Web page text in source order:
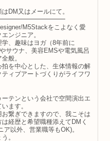
DM又はメールにて。
M5Stackをこよなく愛
ンジニア。
、趣味はヨガ（8年前に
サウナ、美容EMSや電気風呂
般。
拍を中心とした、生体情報の解
ィブアートづくりがライフワ
テンという会社で空間演出エ
ます。
お繋ぎできますので、我こそは
経歴と希望職種添えてDMく
ア以外、営業職等もOK)。
。